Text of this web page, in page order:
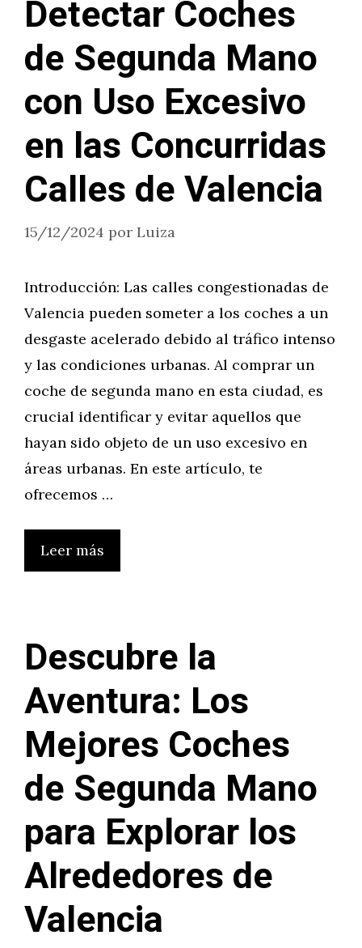
Detectar Coches
de Segunda Mano
con Uso Excesivo
en las Concurridas
Calles de Valencia
15/12/2024 por Luiza
Introducción: Las calles congestionadas de
Valencia pueden someter a los coches a un
desgaste acelerado debido al tráfico intenso
y las condiciones urbanas. Al comprar un
coche de segunda mano en esta ciudad, es
crucial identificar y evitar aquellos que
hayan sido objeto de un uso excesivo en
áreas urbanas. En este artículo, te
ofrecemos …
Leer más
Descubre la
Aventura: Los
Mejores Coches
de Segunda Mano
para Explorar los
Alrededores de
Valencia